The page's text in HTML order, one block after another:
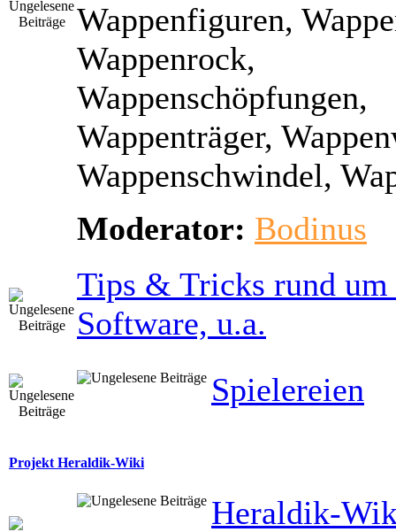
Wappenfiguren,
Wappenrock,
Wappenschöpfungen,
Wappenträger,
Wappenschwindel,
Moderator: Bodinus
Tips & Tricks rund um
Software, u.a.
Spielereien
Projekt Heraldik-Wiki
Heraldik-